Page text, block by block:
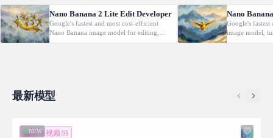
Nano Banana 2 Lite Edit Developer
Google's fastest and most cost-efficient
Nano Banana image model for editing,
applying natural-language edits and multi-
Nano
Google's
image model,
into high-
最新模型
NEW
图生视频